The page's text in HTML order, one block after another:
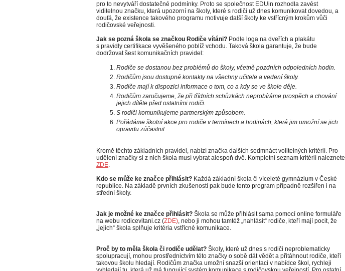
pro to nevytváří dostatečné podmínky. Proto se společnost EDUin rozhodla zavést
viditelnou značku, která upozorní na školy, které s rodiči už dnes komunikovat dovedou, a
doufá, že existence takového programu motivuje další školy ke vstřícným krokům vůči
rodičovské veřejnosti.
Jak se pozná škola se značkou Rodiče vítáni? Podle loga na dveřích a plakátu
s pravidly certifikace vyvěšeného poblíž vchodu. Taková škola garantuje, že bude
dodržovat šest komunikačních pravidel:
Rodiče se dostanou bez problémů do školy, včetně pozdních odpoledních hodin.
Rodičům jsou dostupné kontakty na všechny učitele a vedení školy.
Rodiče mají k dispozici informace o tom, co a kdy se ve škole děje.
Rodičům zaručujeme, že při třídních schůzkách neprobíráme prospěch a chování
jejich dítěte před ostatními rodiči.
S rodiči komunikujeme partnerským způsobem.
Pořádáme školní akce pro rodiče v termínech a hodinách, které jim umožní se jich
opravdu zúčastnit.
Kromě těchto základních pravidel, nabízí značka dalších sedmnáct volitelných kritérií. Pro
udělení značky si z nich škola musí vybrat alespoň dvě. Kompletní seznam kritérií naleznete
ZDE.
Kdo se může ke značce přihlásit? Každá základní škola či víceleté gymnázium v České
republice. Na základě prvních zkušeností pak bude tento program případně rozšířen i na
střední školy.
Jak je možné ke značce přihlásit? Škola se může přihlásit sama pomocí online formuláře
na webu rodicevitani.cz (ZDE), nebo ji mohou tamtéž „nahlásit“ rodiče, kteří mají pocit, že
„jejich“ škola splňuje kritéria vstřícné komunikace.
Proč by to měla škola či rodiče udělat? Školy, které už dnes s rodiči neproblematicky
spolupracují, mohou prostřednictvím této značky o sobě dát vědět a přitáhnout rodiče, kteří
takovou školu hledají. Rodičům značka umožní snazší orientaci v nabídce škol, rychleji